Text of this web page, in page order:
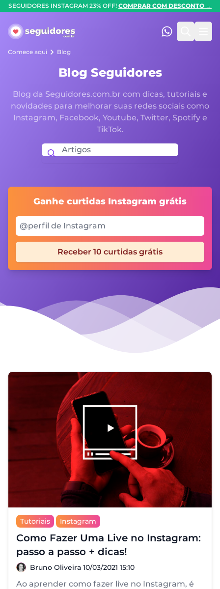
SEGUIDORES INSTAGRAM 23% OFF! COMPRAR COM DESCONTO →
Seguidores.com.br
(47) 99247-
Comece aqui Blog
Blog Seguidores
Blog da Seguidores.com.br com dicas, tutoriais e
novidades para melhorar suas redes sociais como
Instagram, Facebook, Youtube, Twitter, Spotify e
TikTok.
Ganhe curtidas Instagram grátis
Seu @perfil Instagram
Receber 10 curtidas grátis
Tutoriais Instagram
Como Fazer Uma Live no Instagram:
passo a passo + dicas!
Bruno Oliveira
Bruno Oliveira 10/03/2021 15:10
Ao aprender como fazer live no Instagram, é